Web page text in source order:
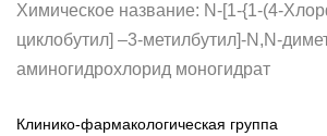
Химическое название: N-[1-{1-(4-
циклобутил] –3-метилбутил]-N,N-
аминогидрохлорид моногидрат
Клинико-фармакологическая группа